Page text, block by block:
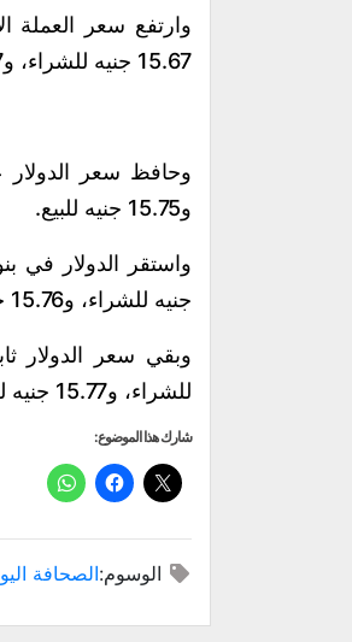
وارتفع سعر العملة
15.67 جنيه للشراء، و15.77 جنيه للبيع.
و15.75 جنيه للبيع.
جنيه للشراء، و15.76 جنيه للبيع.
للشراء، و15.77 جنيه للبيع.
شارك هذا الموضوع:
الوسوم:الصحافة